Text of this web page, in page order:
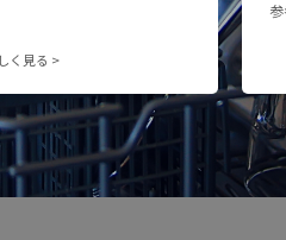
く見る >